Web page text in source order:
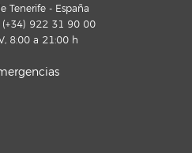
Tenerife - España
(+34) 922 31 90 00
8:00 a 21:00 h